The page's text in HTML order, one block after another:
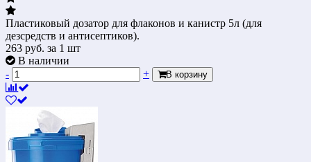
Пластиковый дозатор для флаконов и канистр 5л (для
дезсредств и антисептиков).
263 руб. за 1 шт
В наличии
-
+ В корзину